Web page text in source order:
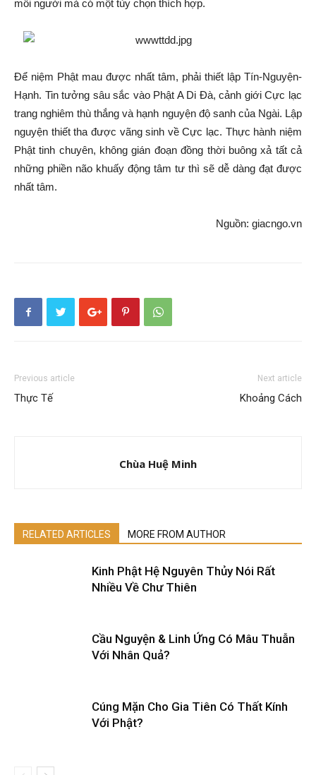
mỗi người mà có một tùy chọn thích hợp.
Để niệm Phật mau được nhất tâm, phải thiết lập Tín-Nguyện-
Hạnh. Tin tưởng sâu sắc vào Phật A Di Đà, cảnh giới Cực lạc
trang nghiêm thù thắng và hạnh nguyện độ sanh của Ngài. Lập
nguyện thiết tha được vãng sinh về Cực lạc. Thực hành niệm
Phật tinh chuyên, không gián đoạn đồng thời buông xả tất cả
những phiền não khuấy động tâm tư thì sẽ dễ dàng đạt được
nhất tâm.
Nguồn: giacngo.vn
Previous article
Thực Tế
Next article
Khoảng Cách
Chùa Huệ Minh
RELATED ARTICLES MORE FROM AUTHOR
Kinh Phật Hệ Nguyên Thủy Nói Rất
Nhiều Về Chư Thiên
Cầu Nguyện & Linh Ứng Có Mâu Thuẫn
Với Nhân Quả?
Cúng Mặn Cho Gia Tiên Có Thất Kính
Với Phật?